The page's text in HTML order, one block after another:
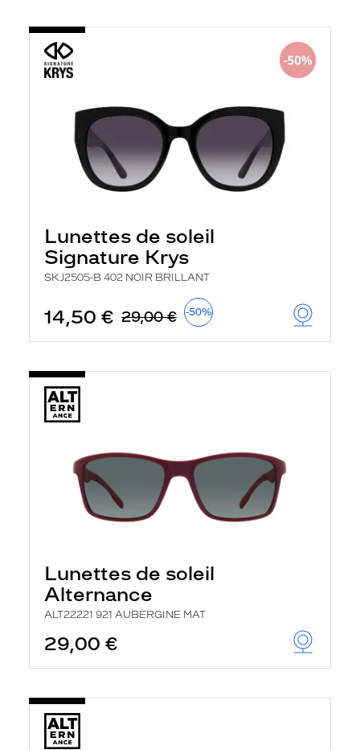
Lunettes de soleil
Signature Krys
SKJ2505-B 402 NOIR BRILLANT
14,50 € 29,00 € -50%
Lunettes de soleil
Alternance
ALT22221 921 AUBERGINE MAT
29,00 €